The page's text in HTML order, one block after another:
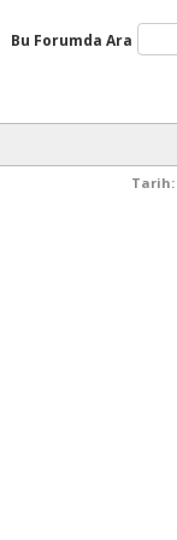
Bu Forumda Ara
Tarih: